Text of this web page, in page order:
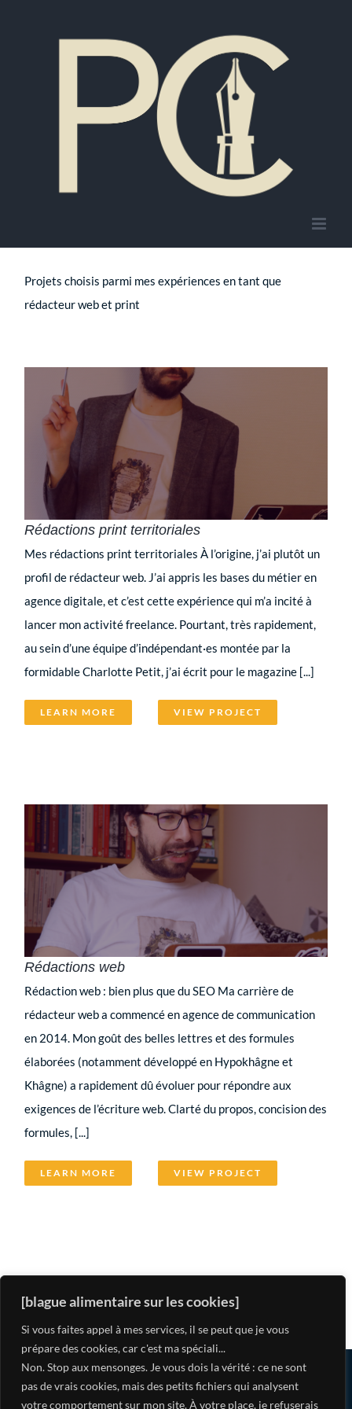
[blague alimentaire sur les cookies]
Si vous faites appel à mes services, il se peut que je vous
prépare des cookies, car c'est ma spéciali...
Non. Stop aux mensonges. Je vous dois la vérité : ce ne sont
pas de vrais cookies, mais des petits fichiers qui analysent
votre comportement sur mon site. À votre place, je refuserais
Projets choisis parmi mes expériences en tant que
rédacteur web et print
Rédactions print territoriales
Mes rédactions print territoriales À l’origine, j’ai plutôt un
profil de rédacteur web. J’ai appris les bases du métier en
agence digitale, et c’est cette expérience qui m’a incité à
lancer mon activité freelance. Pourtant, très rapidement,
au sein d’une équipe d’indépendant·es montée par la
formidable Charlotte Petit, j’ai écrit pour le magazine [...]
LEARN MORE VIEW PROJECT
Rédactions web
Rédaction web : bien plus que du SEO Ma carrière de
rédacteur web a commencé en agence de communication
en 2014. Mon goût des belles lettres et des formules
élaborées (notamment développé en Hypokhâgne et
Khâgne) a rapidement dû évoluer pour répondre aux
exigences de l’écriture web. Clarté du propos, concision des
formules, [...]
LEARN MORE VIEW PROJECT
© Copyright 2020 -2026 | Tous droits réservés à brûle-